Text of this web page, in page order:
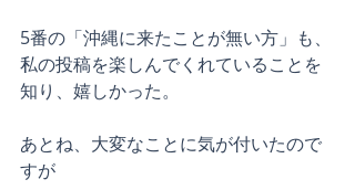
5番の「沖縄に来たことが無い方」も、
私の投稿を楽しんでくれていることを
知り、嬉しかった。
あとね、大変なことに気が付いたので
すが